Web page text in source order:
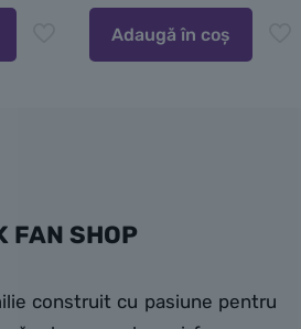
Adaugă în coș
FAN SHOP
construit cu pasiune pentru